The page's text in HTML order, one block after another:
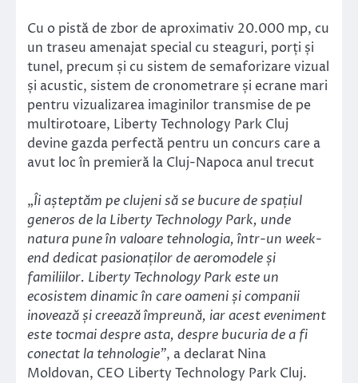
Cu o pistă de zbor de aproximativ 20.000 mp, cu
un traseu amenajat special cu steaguri, porți și
tunel, precum și cu sistem de semaforizare vizual
și acustic, sistem de cronometrare și ecrane mari
pentru vizualizarea imaginilor transmise de pe
multirotoare, Liberty Technology Park Cluj
devine gazda perfectă pentru un concurs care a
avut loc în premieră la Cluj-Napoca anul trecut
„Îi așteptăm pe clujeni să se bucure de spațiul
generos de la Liberty Technology Park, unde
natura pune în valoare tehnologia, într-un week-
end dedicat pasionaților de aeromodele și
familiilor. Liberty Technology Park este un
ecosistem dinamic în care oameni și companii
inovează și creează împreună, iar acest eveniment
este tocmai despre asta, despre bucuria de a fi
conectat la tehnologie”, a declarat Nina
Moldovan, CEO Liberty Technology Park Cluj.